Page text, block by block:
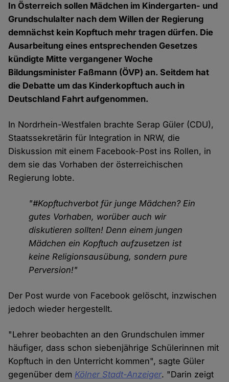
In Österreich sollen Mädchen im Kindergarten- und
Grundschulalter nach dem Willen der Regierung
demnächst kein Kopftuch mehr tragen dürfen. Die
Ausarbeitung eines entsprechenden Gesetzes
kündigte Mitte vergangener Woche
Bildungsminister Faßmann (ÖVP) an. Seitdem hat
die Debatte um das Kinderkopftuch auch in
Deutschland Fahrt aufgenommen.
In Nordrhein-Westfalen brachte Serap Güler (CDU),
Staatssekretärin für Integration in NRW, die
Diskussion mit einem Facebook-Post ins Rollen, in
dem sie das Vorhaben der österreichischen
Regierung lobte.
"#Kopftuchverbot für junge Mädchen? Ein
gutes Vorhaben, worüber auch wir
diskutieren sollten! Denn einem jungen
Mädchen ein Kopftuch aufzusetzen ist
keine Religionsausübung, sondern pure
Perversion!"
Der Post wurde von Facebook gelöscht, inzwischen
jedoch wieder hergestellt.
"Lehrer beobachten an den Grundschulen immer
häufiger, dass schon siebenjährige Schülerinnen mit
Kopftuch in den Unterricht kommen", sagte Güler
gegenüber dem Kölner Stadt-Anzeiger. "Darin zeigt